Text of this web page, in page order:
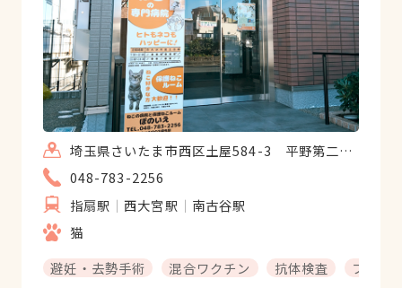
埼玉県さいたま市西区土屋584-3 平野第二ビル2F
048-783-2256
指扇駅
西大宮駅
南古谷駅
猫
避妊・去勢手術
混合ワクチン 抗体検査 フィラ